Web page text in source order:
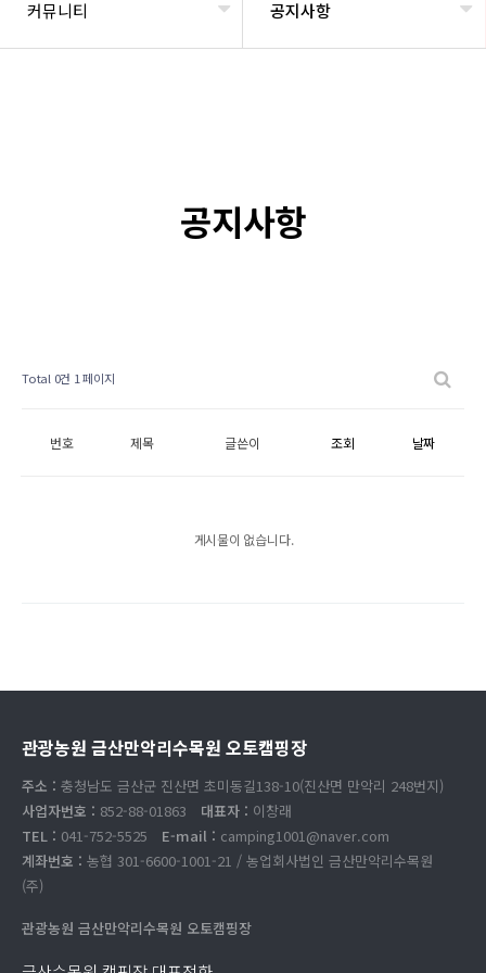
커뮤니티 공지사항
공지사항
Total 0건 1 페이지
번호 제목 글쓴이 조회 날짜
게시물이 없습니다.
관광농원 금산만악리수목원 오토캠핑장
주소 : 충청남도 금산군 진산면 초미동길138-10(진산면 만악리 248번지)
사업자번호 : 852-88-01863 대표자 : 이창래
TEL : 041-752-5525 E-mail : camping1001@naver.com
계좌번호 : 농협 301-6600-1001-21 / 농업회사법인 금산만악리수목원
(주)
관광농원 금산만악리수목원 오토캠핑장